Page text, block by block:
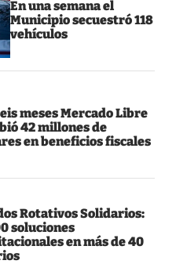
En una semana el
Municipio secuestró 118
vehículos
meses Mercado Libre
42 millones de
en beneficios fiscales
Rotativos Solidarios:
soluciones
en más de 40